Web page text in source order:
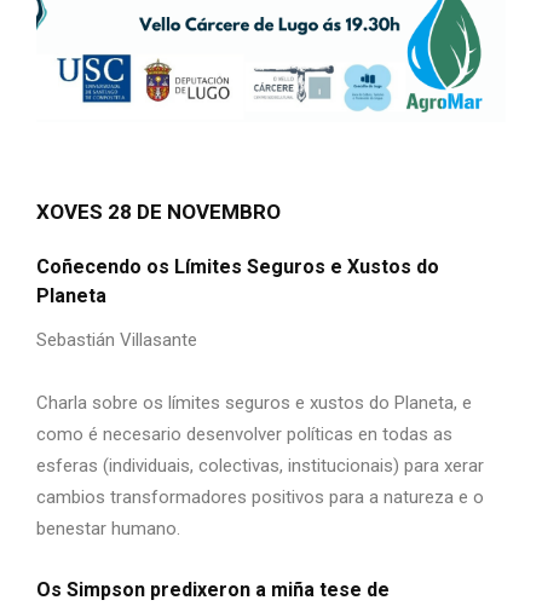
XOVES 28 DE NOVEMBRO
Coñecendo os Límites Seguros e Xustos do
Planeta
Sebastián Villasante
Charla sobre os límites seguros e xustos do Planeta, e
como é necesario desenvolver políticas en todas as
esferas (individuais, colectivas, institucionais) para xerar
cambios transformadores positivos para a natureza e o
benestar humano.
Os Simpson predixeron a miña tese de